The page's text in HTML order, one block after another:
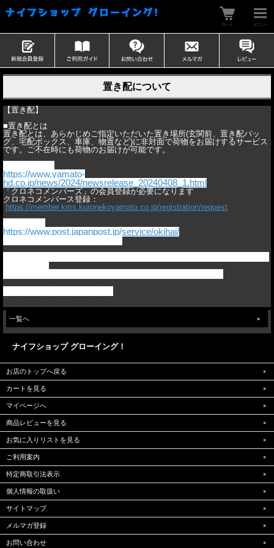
置き配について
【置き配】
■置き配とは
置き配とは、あらかじめご指定いただいた置き場所(玄関前、置き配バッ
グ、宅配ボックス、車庫、物置など)に非対面で荷物をお届けするサービス
です。ご不在時にも荷物のお届けが可能です。
https://www.yamato-
hd.co.jp/news/2024/newsrelease_20240408_1.html
「クロネコメンバーズ」の会員登録が必要になります
クロネコメンバース登録：
https://member.kms.kuronekoyamato.co.jp/registration/request
https://www.post.japanpost.jp/service/okihai/
一覧へ
ナイフショップ グローイング！
お店のトップへ戻る
カートを見る
マイページへ
商品レビューを見る
お気に入りリストを見る
ご利用案内
特定商取引法表示
個人情報の取扱い
サイトマップ
メルマガ登録
お問い合わせ